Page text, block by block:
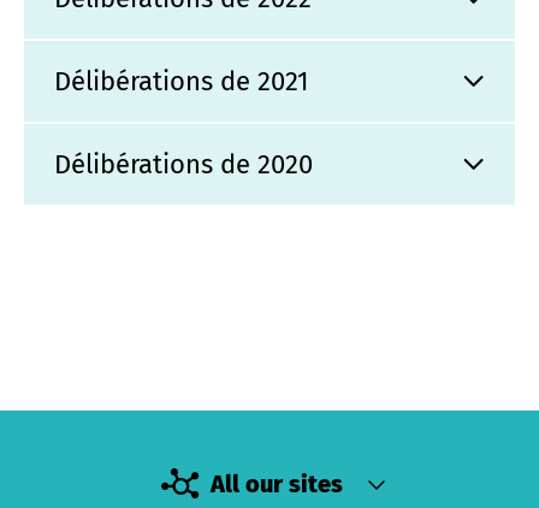
Délibérations de 2021
Délibérations de 2020
All our sites